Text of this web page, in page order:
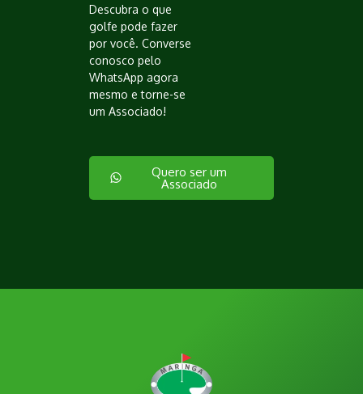
Descubra o que
golfe pode fazer
por você. Converse
conosco pelo
WhatsApp agora
mesmo e torne-se
um Associado!
Quero ser um
Associado